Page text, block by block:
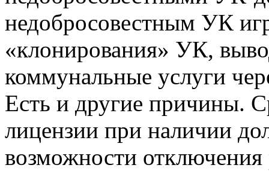
недобросовестным УК
«клонирования» УК,
коммунальные услуги
Есть и другие причины.
лицензии при наличии
возможности отключения